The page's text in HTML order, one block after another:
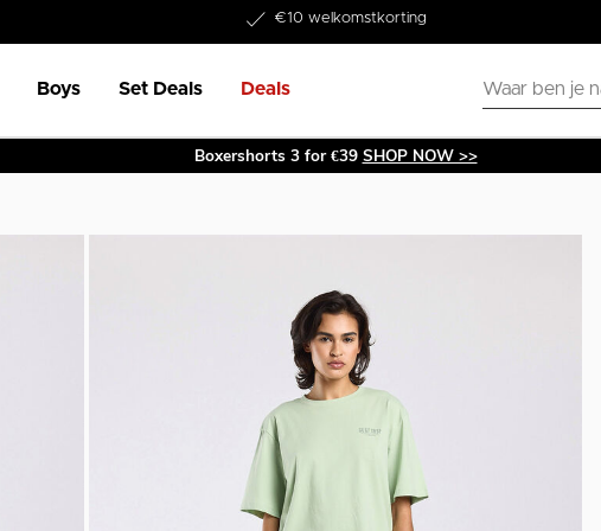
€10 welkomstkorting
Word lid van onze Member Club!
Boys Set Deals Deals
Boxershorts 3 for €39 SHOP NOW >>